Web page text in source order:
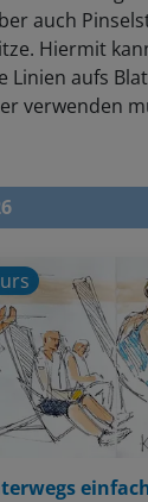
auch
Hiermit
Linien aufs
verwenden